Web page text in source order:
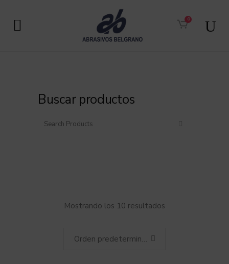
0
Buscar productos
Mostrando los 10 resultados
Orden predeterminado